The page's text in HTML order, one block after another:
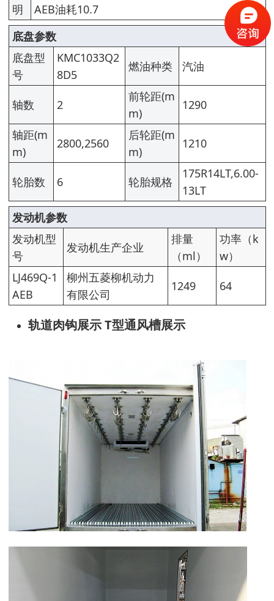
明
AEB油耗10.7
底盘参数
底盘型
号
KMC1033Q2
8D5
燃油种类 汽油
轴数 2
前轮距(m
m)
1290
轴距(m
m)
2800,2560
后轮距(m
m)
1210
轮胎数 6 轮胎规格
175R14LT,6.00-
13LT
发动机参数
发动机型
号
发动机生产企业
排量
（ml）
功率（k
w）
LJ469Q-1
AEB
柳州五菱柳机动力
有限公司
1249 64
轨道肉钩展示 T型通风槽展示